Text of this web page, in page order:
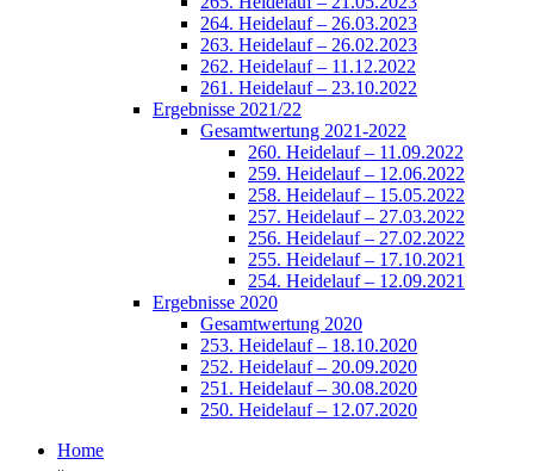
264. Heidelauf – 26.03.2023
263. Heidelauf – 26.02.2023
262. Heidelauf – 11.12.2022
261. Heidelauf – 23.10.2022
Ergebnisse 2021/22
Gesamtwertung 2021-2022
260. Heidelauf – 11.09.2022
259. Heidelauf – 12.06.2022
258. Heidelauf – 15.05.2022
257. Heidelauf – 27.03.2022
256. Heidelauf – 27.02.2022
255. Heidelauf – 17.10.2021
254. Heidelauf – 12.09.2021
Ergebnisse 2020
Gesamtwertung 2020
253. Heidelauf – 18.10.2020
252. Heidelauf – 20.09.2020
251. Heidelauf – 30.08.2020
250. Heidelauf – 12.07.2020
Home